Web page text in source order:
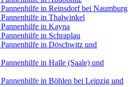
in Reinsdorf bei Naumburg
in Thalwinkel
in Kayna
in Schraplau
in Döschwitz und
in Halle (Saale) und
in Böhlen bei Leipzig und